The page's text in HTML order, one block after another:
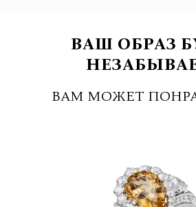
ВАШ ОБРАЗ
ВАМ МОЖЕТ